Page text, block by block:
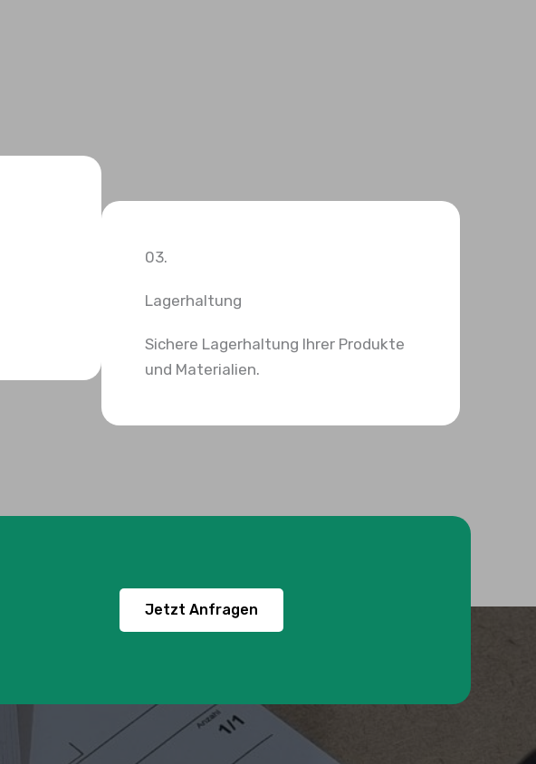
03.
Lagerhaltung
Sichere Lagerhaltung Ihrer Produkte
und Materialien.
Jetzt Anfragen